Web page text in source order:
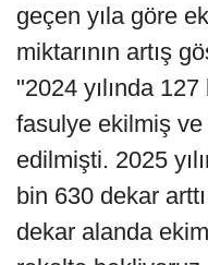
geçen yıla göre
miktarının artış
"2024 yılında
fasulye ekilmiş
edilmişti. 2025
bin 630 dekar
dekar alanda